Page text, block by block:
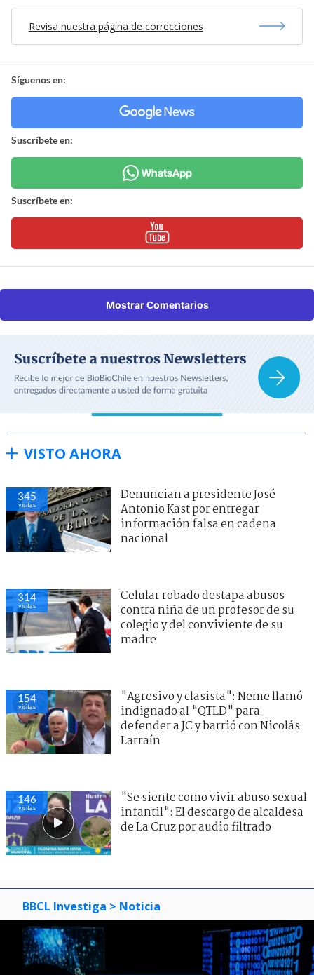
Revisa nuestra página de correcciones
Síguenos en:
Suscríbete en:
Suscríbete en:
Mostrar Comentarios
VISTO AHORA
345
visitas
Denuncian a presidente José
Antonio Kast por entregar
información falsa en cadena
nacional
314
visitas
Celular robado destapa abusos
contra niña de un profesor de su
colegio y del conviviente de su
madre
154
visitas
"Agresivo y clasista": Neme llamó
indignado al "QTLD" para
defender a JC y barrió con Nicolás
Larraín
146
visitas
"Se siente como vivir abuso sexual
infantil": El descargo de alcaldesa
de La Cruz por audio filtrado
BBCL Investiga > Noticia